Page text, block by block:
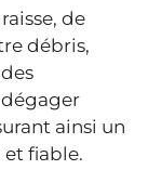
de
débris,
ainsi un
fiable.